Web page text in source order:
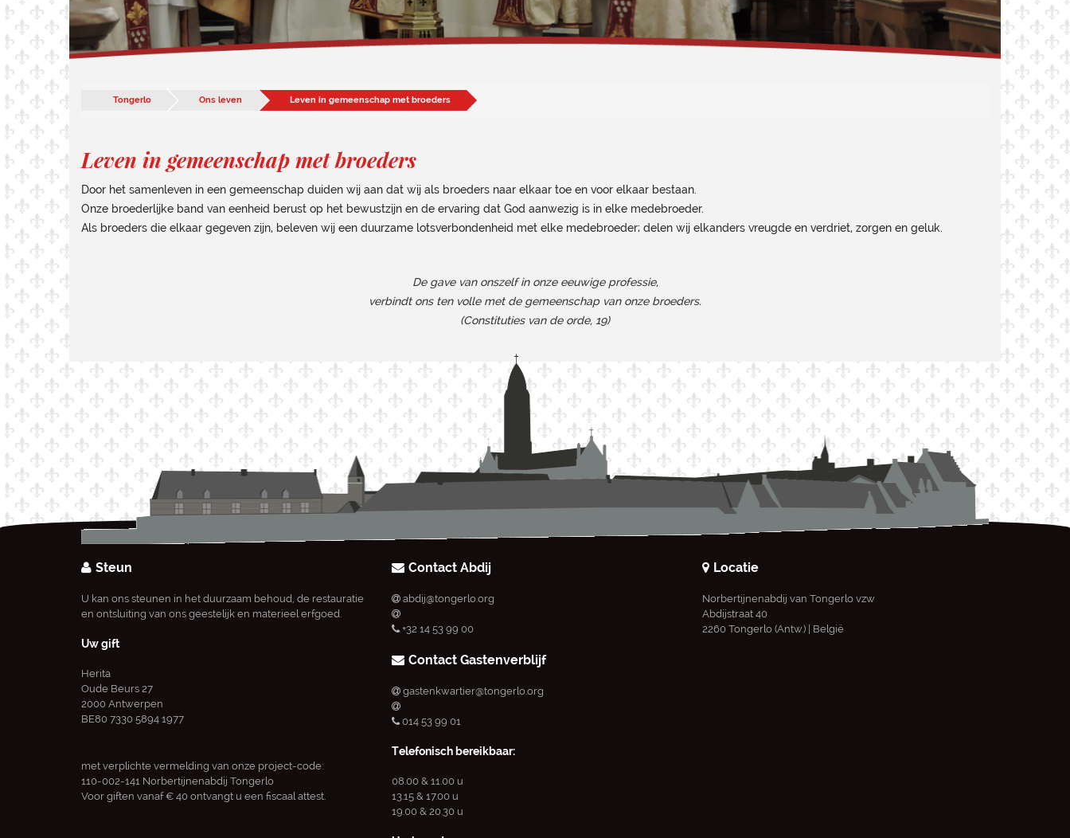
Tongerlo Ons leven Leven in gemeenschap met broeders
Leven in gemeenschap met broeders
Door het samenleven in een gemeenschap duiden wij aan dat wij als broeders naar elkaar toe en voor elkaar bestaan.
Onze broederlijke band van eenheid berust op het bewustzijn en de ervaring dat God aanwezig is in elke medebroeder.
Als broeders die elkaar gegeven zijn, beleven wij een duurzame lotsverbondenheid met elke medebroeder; delen wij elkanders vreugde en verdriet, zorgen en geluk.
De gave van onszelf in onze eeuwige professie,
verbindt ons ten volle met de gemeenschap van onze broeders.
(Constituties van de orde, 19)
Steun
U kan ons steunen in het duurzaam behoud, de restauratie
en ontsluiting van ons geestelijk en materieel erfgoed.
Uw gift
Herita
Oude Beurs 27
2000 Antwerpen
BE80 7330 5894 1977
met verplichte vermelding van onze project-code:
110-002-141 Norbertijnenabdij Tongerlo
Voor giften vanaf € 40 ontvangt u een fiscaal attest.
Contact Abdij
abdij@tongerlo.org
+32 14 53 99 00
Contact Gastenverblijf
gastenkwartier@tongerlo.org
014 53 99 01
Telefonisch bereikbaar:
08.00 & 11.00 u
13.15 & 17.00 u
19.00 & 20.30 u
Locatie
Norbertijnenabdij van Tongerlo vzw
Abdijstraat 40
2260 Tongerlo (Antw.) | België